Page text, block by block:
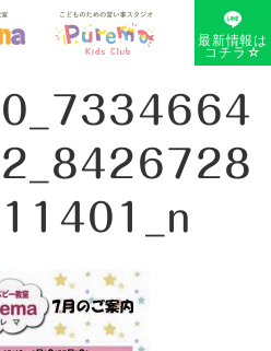
最新情報は
コチラ☆